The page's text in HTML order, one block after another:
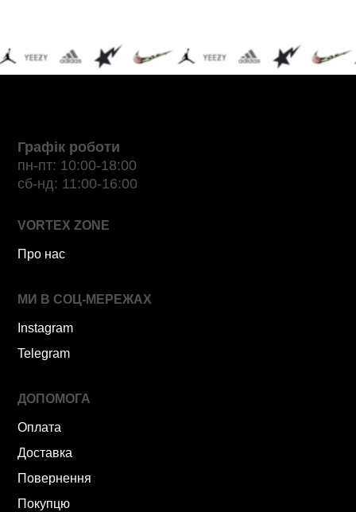
Графік роботи
пн-пт: 10:00-18:00
сб-нд: 11:00-16:00
VORTEX ZONE
Про нас
МИ В СОЦ-МЕРЕЖАХ
Instagram
Telegram
ДОПОМОГА
Оплата
Доставка
Повернення
Покупцю